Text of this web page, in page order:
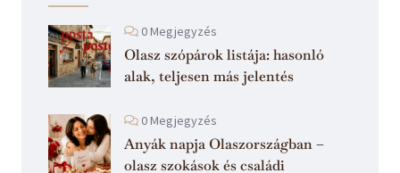
0 Megjegyzés
Olasz szópárok listája: hasonló
alak, teljesen más jelentés
0 Megjegyzés
Anyák napja Olaszországban –
olasz szokások és családi